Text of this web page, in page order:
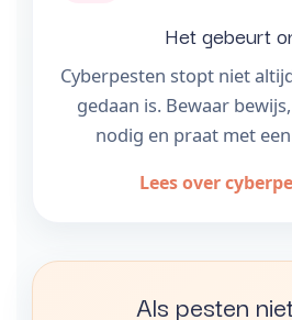
Het gebeurt
Cyberpesten stopt niet
gedaan is. Bewaar
nodig en praat met
Lees over
Als pesten